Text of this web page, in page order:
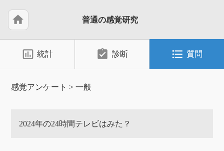
home 普通の感覚研究
insert_chart_outlined 統計 assignment_turned_in 診断 format_list_bulleted 質問
感覚アンケート >一般
2024年の24時間テレビはみた？